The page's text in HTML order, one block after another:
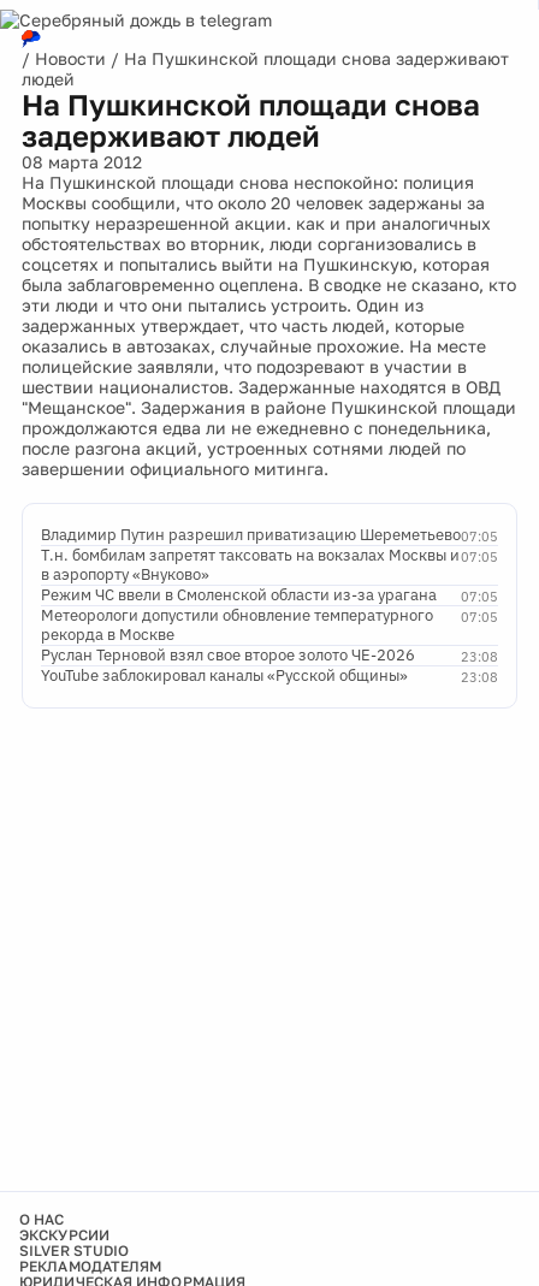
/ Новости / На Пушкинской площади снова задерживают
людей
На Пушкинской площади снова
задерживают людей
08 марта 2012
На Пушкинской площади снова неспокойно: полиция
Москвы сообщили, что около 20 человек задержаны за
попытку неразрешенной акции. как и при аналогичных
обстоятельствах во вторник, люди сорганизовались в
соцсетях и попытались выйти на Пушкинскую, которая
была заблаговременно оцеплена. В сводке не сказано, кто
эти люди и что они пытались устроить. Один из
задержанных утверждает, что часть людей, которые
оказались в автозаках, случайные прохожие. На месте
полицейские заявляли, что подозревают в участии в
шествии националистов. Задержанные находятся в ОВД
"Мещанское". Задержания в районе Пушкинской площади
прождолжаются едва ли не ежедневно с понедельника,
после разгона акций, устроенных сотнями людей по
завершении официального митинга.
07:05
Владимир Путин разрешил приватизацию Шереметьево
07:05
Т.н. бомбилам запретят таксовать на вокзалах Москвы и
в аэропорту «Внуково»
07:05
Режим ЧС ввели в Смоленской области из-за урагана
07:05
Метеорологи допустили обновление температурного
рекорда в Москве
23:08
Руслан Терновой взял свое второе золото ЧЕ-2026
23:08
YouTube заблокировал каналы «Русской общины»
О НАС
ЭКСКУРСИИ
SILVER STUDIO
РЕКЛАМОДАТЕЛЯМ
ЮРИДИЧЕСКАЯ ИНФОРМАЦИЯ